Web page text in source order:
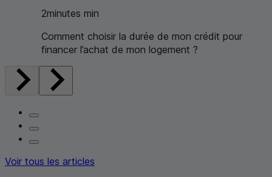
2minutes min
Comment choisir la durée de mon crédit pour
financer l’achat de mon logement ?
Voir tous les articles